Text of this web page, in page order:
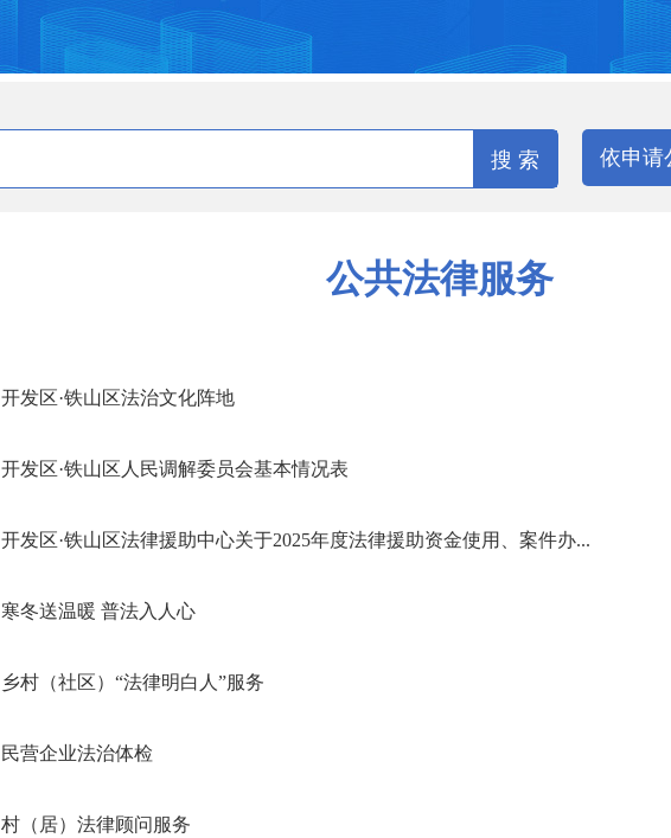
搜 索 依申请
公共法律服务
开发区·铁山区法治文化阵地
开发区·铁山区人民调解委员会基本情况表
开发区·铁山区法律援助中心关于2025年度法律援助资金使用、案件办...
寒冬送温暖 普法入人心
乡村（社区）“法律明白人”服务
民营企业法治体检
村（居）法律顾问服务